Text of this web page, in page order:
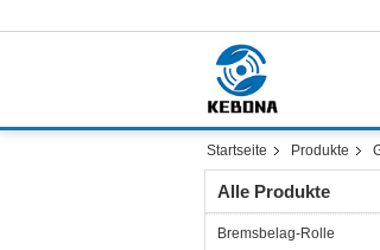
Startseite Produkte
Alle Produkte
Bremsbelag-Rolle